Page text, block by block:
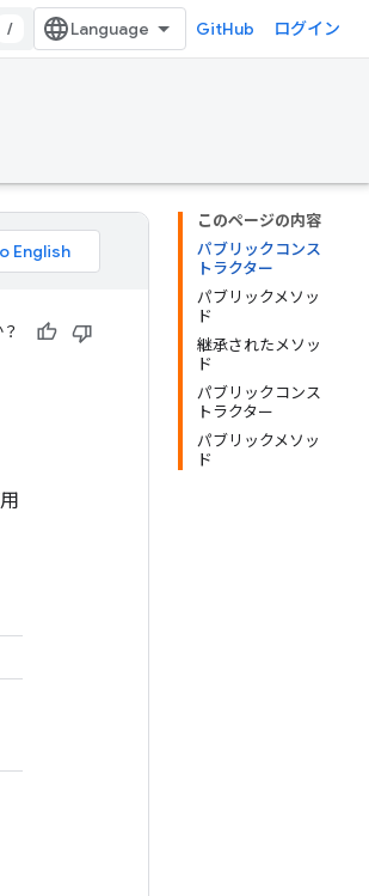
/ GitHub ログイン
このページの内容
パブリックコンス
トラクター
パブリックメソッ
ド
継承されたメソッ
ド
パブリックコンス
トラクター
パブリックメソッ
ド